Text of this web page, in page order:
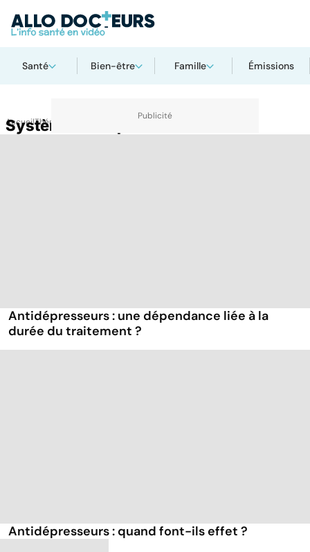
Santé Bien-être Famille Émissions
AccueilThématiques
Système limbique
Antidépresseurs : une dépendance liée à la
durée du traitement ?
Antidépresseurs : quand font-ils effet ?